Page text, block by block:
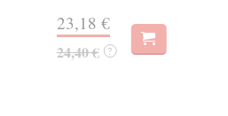
23,18 €
24,40 € ?